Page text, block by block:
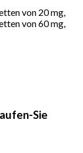
von 20 mg,
von 60 mg,
Sie